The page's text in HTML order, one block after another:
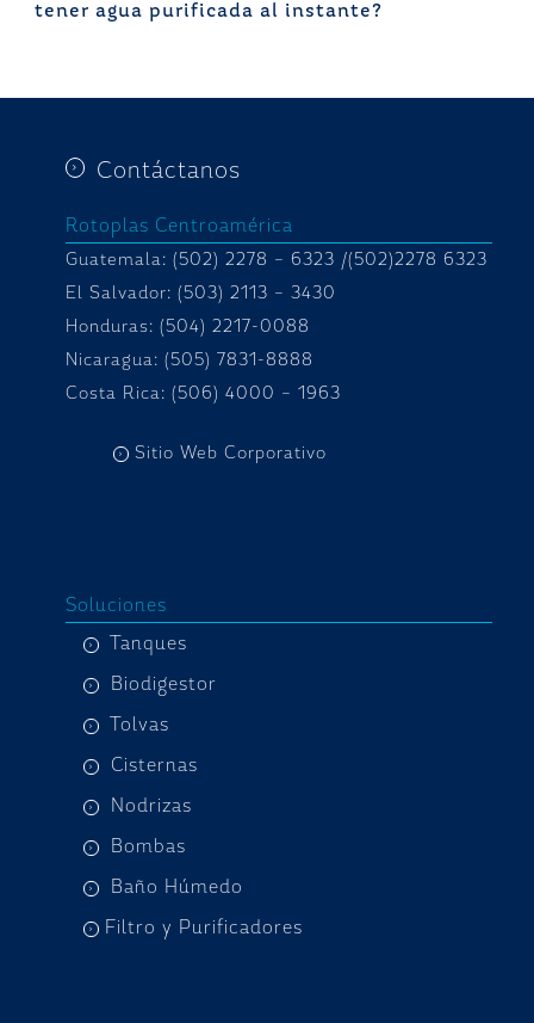
tener agua purificada al instante?
Contáctanos
Rotoplas Centroamérica
Guatemala: (502) 2278 – 6323 /(502)2278 6323
El Salvador: (503) 2113 – 3430
Honduras: (504) 2217-0088
Nicaragua: (505) 7831-8888
Costa Rica: (506) 4000 – 1963
Sitio Web Corporativo
Soluciones
Tanques
Biodigestor
Tolvas
Cisternas
Nodrizas
Bombas
Baño Húmedo
Filtro y Purificadores